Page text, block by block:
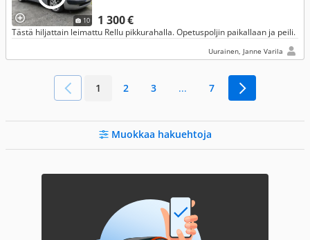
10 1 300 €
Tästä hiljattain leimattu Rellu pikkurahalla. Opetuspoljin paikallaan ja peili.
Uurainen, Janne Varila
1 2 3 ... 7
Muokkaa hakuehtoja